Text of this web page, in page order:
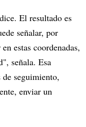
El resultado es
señalar, por
estas coordenadas,
señala. Esa
seguimiento,
enviar un